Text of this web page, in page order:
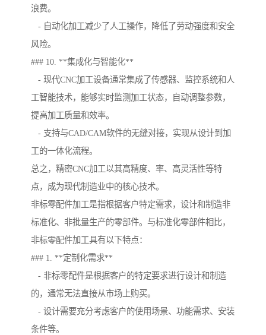
浪费。
- 自动化加工减少了人工操作，降低了劳动强度和安全
风险。
### 10. **集成化与智能化**
- 现代CNC加工设备通常集成了传感器、监控系统和人
工智能技术，能够实时监测加工状态，自动调整参数，
提高加工质量和效率。
- 支持与CAD/CAM软件的无缝对接，实现从设计到加
工的一体化流程。
总之，精密CNC加工以其高精度、率、高灵活性等特
点，成为现代制造业中的核心技术。
非标零配件加工是指根据客户特定需求，设计和制造非
标准化、非批量生产的零部件。与标准化零部件相比，
非标零配件加工具有以下特点：
### 1. **定制化需求**
- 非标零配件是根据客户的特定要求进行设计和制造
的，通常无法直接从市场上购买。
- 设计需要充分考虑客户的使用场景、功能需求、安装
条件等。